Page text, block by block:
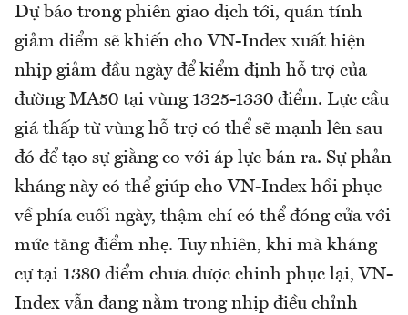
Dự báo trong phiên giao dịch tới, quán tính
giảm điểm sẽ khiến cho VN-Index xuất hiện
nhịp giảm đầu ngày để kiểm định hỗ trợ của
đường MA50 tại vùng 1325-1330 điểm. Lực cầu
giá thấp từ vùng hỗ trợ có thể sẽ mạnh lên sau
đó để tạo sự giằng co với áp lực bán ra. Sự phản
kháng này có thể giúp cho VN-Index hồi phục
về phía cuối ngày, thậm chí có thể đóng cửa với
mức tăng điểm nhẹ. Tuy nhiên, khi mà kháng
cự tại 1380 điểm chưa được chinh phục lại, VN-
Index vẫn đang nằm trong nhịp điều chỉnh